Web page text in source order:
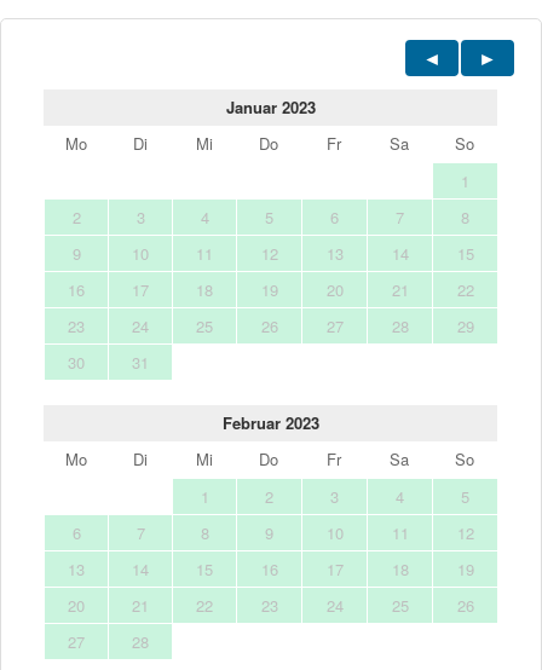
Januar 2023
Mo
Di Mi Do Fr Sa
So
1
2
3 4 5 6 7
8
9
10 11 12 13 14
15
16
17 18 19 20 21
22
23
24 25 26 27 28
29
30
31
Februar 2023
Mo
Di Mi Do Fr Sa
So
1
2 3 4
5
6
7 8 9 10 11
12
13
14 15 16 17 18
19
20
21 22 23 24 25
26
27
28